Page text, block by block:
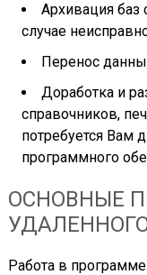
Архивация баз
случае
Перенос
Доработка и
справочников,
потребуется Вам
программного
ОСНОВНЫЕ
Работа в